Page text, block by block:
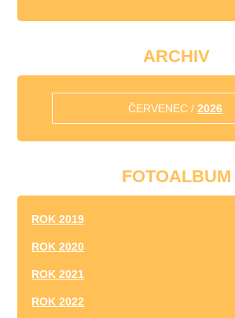
ARCHIV
ČERVENEC /2026
FOTOALBUM
ROK 2019
ROK 2020
ROK 2021
ROK 2022